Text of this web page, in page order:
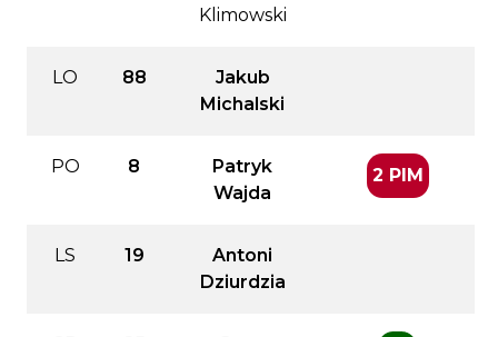
Klimowski
LO 88
Jakub
Michalski
PO 8
Patryk
Wajda
2 PIM
LS 19
Antoni
Dziurdzia